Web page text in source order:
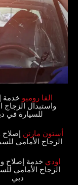
‏الفا روميو خدمة
واستبدال الزجاج
للسيارة في
‏أستون مارتن ‏‏إصلاح
الزجاج الأمامي
اودي‏‏ خدمة إصلاح
الزجاج الأمامي
دبي‏